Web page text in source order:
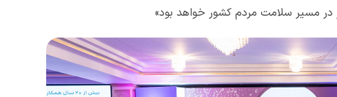
در مسیر سلامت مردم کشور خواهد بود»